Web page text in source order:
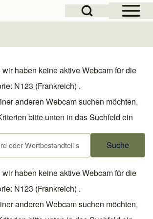
Open Sidebar
Open Search Block
haben keine aktive Webcam für die
N123 (Frankreich) .
anderen Webcam suchen möchten,
bitte unten in das Suchfeld ein
haben keine aktive Webcam für die
N123 (Frankreich) .
anderen Webcam suchen möchten,